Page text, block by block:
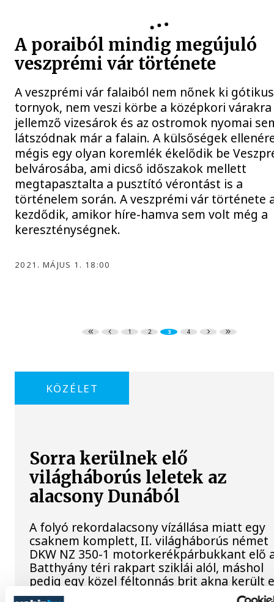
A poraiból mindig megújuló
veszprémi vár története
A veszprémi vár falaiból nem nőnek ki gótikus
tornyok, nem veszi körbe a középkori várakra
jellemző vizesárok és az ostromok nyomai
látszódnak már a falain. A külsőségek
mégis egy olyan koremlék ékelődik be
belvárosába, ami dicső időszakok mellett
megtapasztalta a pusztító vérontást is a
történelem során. A veszprémi vár története
kezdődik, amikor híre-hamva sem volt még a
kereszténységnek.
2021. MÁJUS 1. 18:00
1 2 3 4
KÖZÉLET
Sorra kerülnek elő
világháborús leletek az
alacsony Dunából
A folyó rekordalacsony vízállása miatt egy
csaknem komplett, II. világháborús német
DKW NZ 350-1 motorkerékpárbukkant elő
Batthyány téri rakpart sziklái alól, máshol
pedig egy közel féltonnás brit akna került